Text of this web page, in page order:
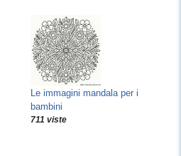
Le immagini mandala per i
bambini
711 viste